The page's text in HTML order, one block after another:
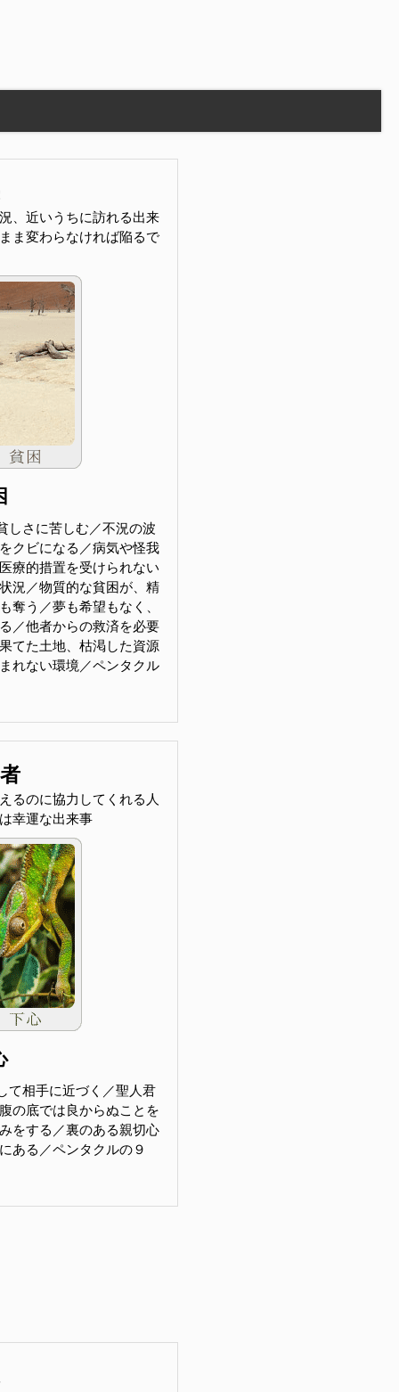
、近いうちに訪れる出来
ま変わらなければ陥るで
しさに苦しむ／不況の波
クビになる／病気や怪我
療的措置を受けられない
況／物質的な貧困が、精
奪う／夢も希望もなく、
／他者からの救済を必要
てた土地、枯渇した資源
れない環境／ペンタクル
るのに協力してくれる人
幸運な出来事
て相手に近づく／聖人君
の底では良からぬことを
をする／裏のある親切心
ある／ペンタクルの９